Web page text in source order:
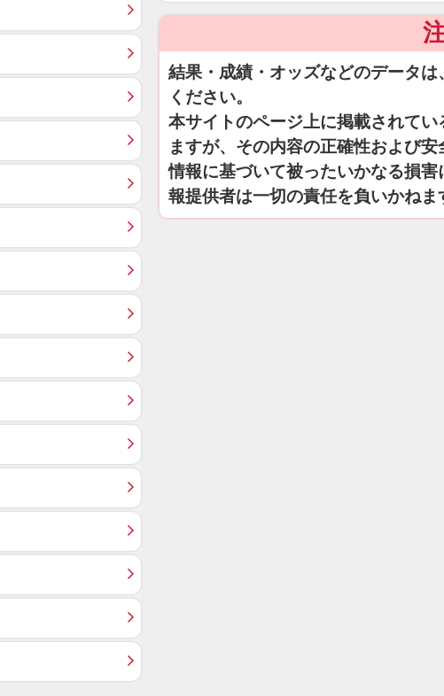
結果・成績・オッズなどのデータ
ください。
本サイトのページ上に掲載されて
ますが、その内容の正確性および
情報に基づいて被ったいかなる損
報提供者は一切の責任を負いかねま